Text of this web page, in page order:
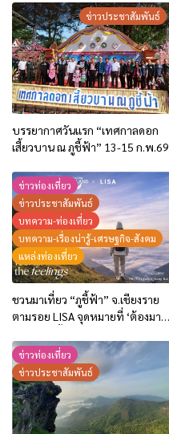
ข่าวประชาสัมพันธ์
บรรยากาศวันแรก “เทศกาลดอก
เสี้ยวบาน ณ ภูชี้ฟ้า” 13-15 ก.พ.69
ข่าวท่องเที่ยว
ข่าวประชาสัมพันธ์
บทความ-ท่องเที่ยว
บทความ-เรื่องน่ารู้-เศรษฐกิจ-สังคม
แหล่งท่องเที่ยว
ชวนมาเที่ยว “ภูชี้ฟ้า” จ.เชียงราย
ตามรอย LISA จุดหมายที่ ‘ต้องมา’
ข่าวท่องเที่ยว
ข่าวประชาสัมพันธ์